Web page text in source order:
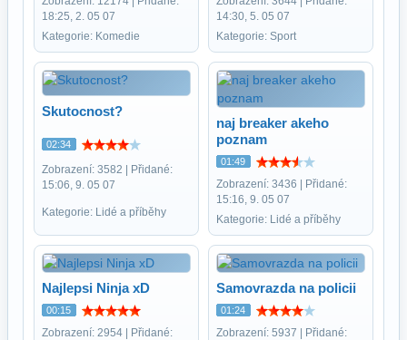
18:25, 2. 05 07
Kategorie: Komedie
14:30, 5. 05 07
Kategorie: Sport
Skutocnost?
02:34
Zobrazení: 3582 | Přidané:
15:06, 9. 05 07
Kategorie: Lidé a příběhy
naj breaker akeho
poznam
01:49
Zobrazení: 3436 | Přidané:
15:16, 9. 05 07
Kategorie: Lidé a příběhy
Najlepsi Ninja xD
00:15
Zobrazení: 2954 | Přidané:
Samovrazda na policii
01:24
Zobrazení: 5937 | Přidané: